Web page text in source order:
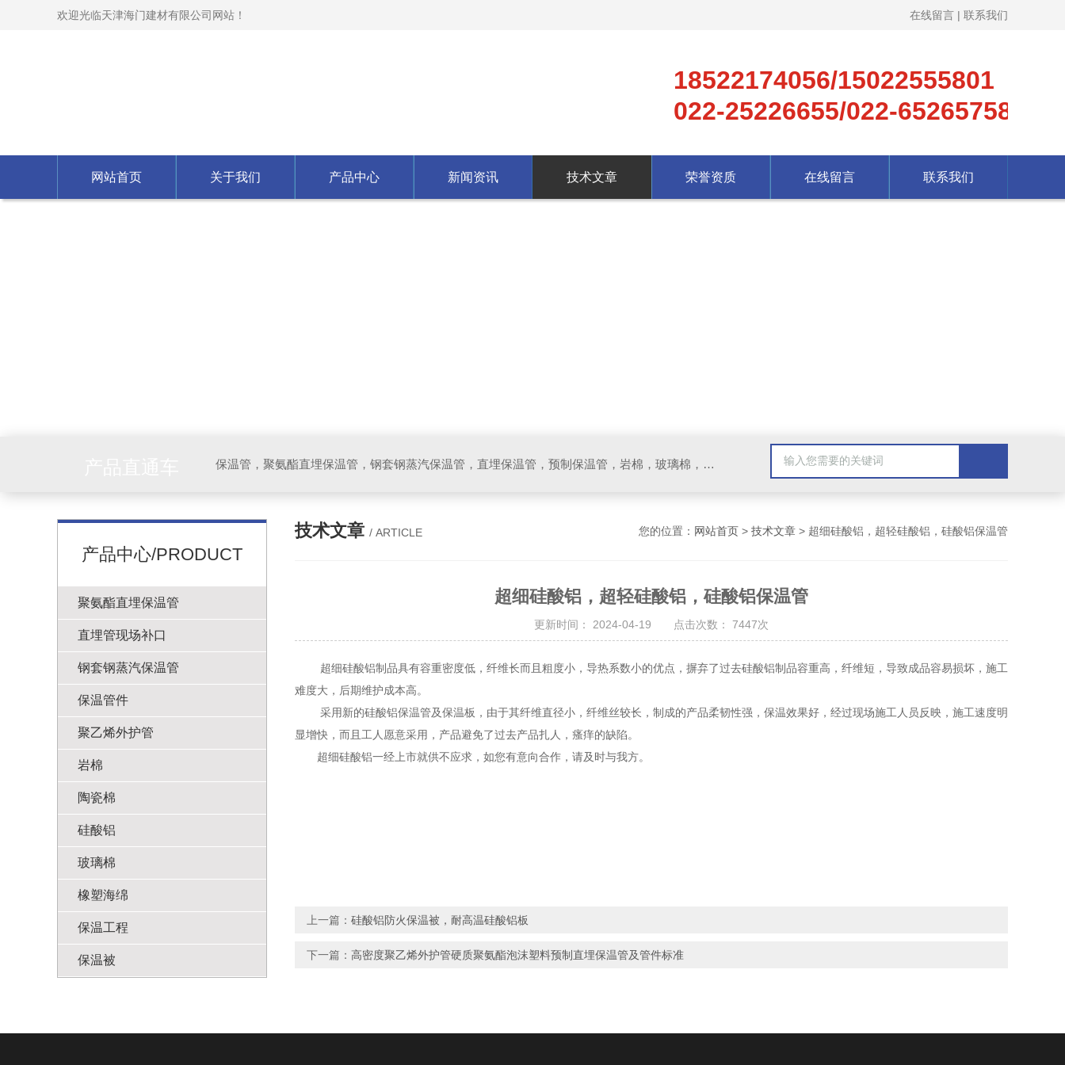
欢迎光临天津海门建材有限公司网站！ 在线留言 | 联系我们
18522174056/15022555801
022-25226655/022-65265758
网站首页 关于我们 产品中心 新闻资讯 技术文章 荣誉资质 在线留言 联系我们
保温管，聚氨酯直埋保温管，钢套钢蒸汽保温管，直埋保温管，预制保温管，岩棉，玻璃棉，硅酸铝，硅酸盐，保温被，防腐保温工程
产品中心/PRODUCT
聚氨酯直埋保温管
直埋管现场补口
钢套钢蒸汽保温管
保温管件
聚乙烯外护管
岩棉
陶瓷棉
硅酸铝
玻璃棉
橡塑海绵
保温工程
保温被
技术文章 / ARTICLE 您的位置： 网站首页 > 技术文章 > 超细硅酸铝，超轻硅酸铝，硅酸铝保温管
超细硅酸铝，超轻硅酸铝，硅酸铝保温管
更新时间： 2024-04-19 点击次数： 7447次
超细硅酸铝制品具有容重密度低，纤维长而且粗度小，导热系数小的优点，摒弃了过去硅酸铝制品容重高，纤维短，导致成品容易损坏，施工
难度大，后期维护成本高。
采用新的硅酸铝保温管及保温板，由于其纤维直径小，纤维丝较长，制成的产品柔韧性强，保温效果好，经过现场施工人员反映，施工速度明
显增快，而且工人愿意采用，产品避免了过去产品扎人，瘙痒的缺陷。
超细硅酸铝一经上市就供不应求，如您有意向合作，请及时与我方。
上一篇： 硅酸铝防火保温被，耐高温硅酸铝板
下一篇： 高密度聚乙烯外护管硬质聚氨酯泡沫塑料预制直埋保温管及管件标准